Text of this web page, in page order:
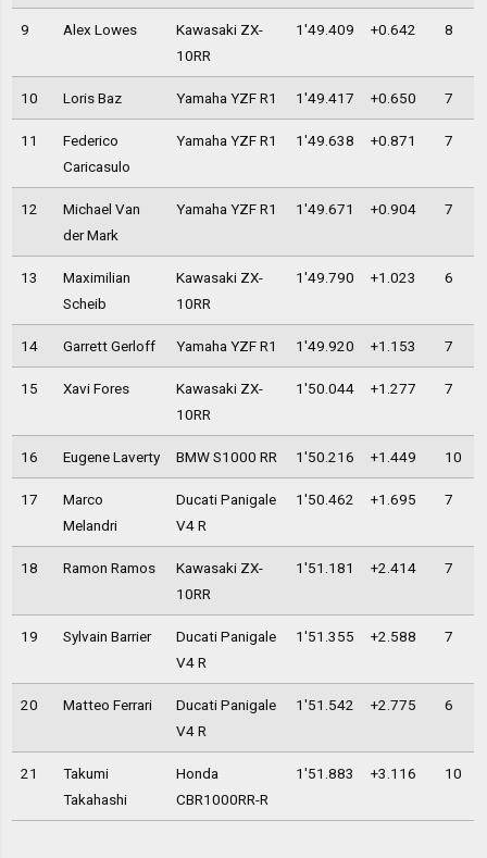
9 Alex Lowes
Kawasaki ZX-
10RR
1'49.409 +0.642 8
10 Loris Baz Yamaha YZF R1 1'49.417 +0.650 7
11
Federico
Caricasulo
Yamaha YZF R1 1'49.638 +0.871 7
12
Michael Van
der Mark
Yamaha YZF R1 1'49.671 +0.904 7
13
Maximilian
Scheib
Kawasaki ZX-
10RR
1'49.790 +1.023 6
14 Garrett Gerloff Yamaha YZF R1 1'49.920 +1.153 7
15 Xavi Fores
Kawasaki ZX-
10RR
1'50.044 +1.277 7
16 Eugene Laverty BMW S1000 RR 1'50.216 +1.449 10
17
Marco
Melandri
Ducati Panigale
V4 R
1'50.462 +1.695 7
18 Ramon Ramos
Kawasaki ZX-
10RR
1'51.181 +2.414 7
19 Sylvain Barrier
Ducati Panigale
V4 R
1'51.355 +2.588 7
20 Matteo Ferrari
Ducati Panigale
V4 R
1'51.542 +2.775 6
21
Takumi
Takahashi
Honda
CBR1000RR-R
1'51.883 +3.116 10